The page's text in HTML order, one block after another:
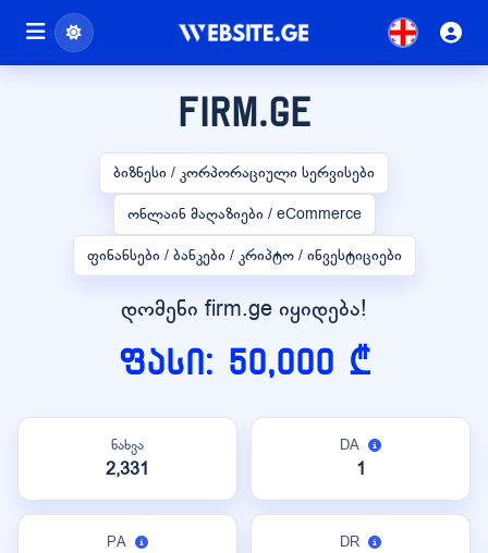
firm.ge
ბიზნესი / კორპორაციული სერვისები
ონლაინ მაღაზიები / eCommerce
ფინანსები / ბანკები / კრიპტო / ინვესტიციები
დომენი firm.ge იყიდება!
ფასი: 50,000 ₾
ნახვა
2,331
DA
1
PA DR